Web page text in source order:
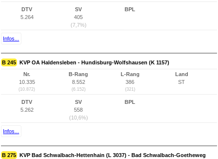
DTV
5.264
SV
405
(7,7%)
BPL
Infos...
B 245 KVP OA Haldensleben - Hundisburg-Wolfshausen (K 1157)
Nr.
10.335
(10.872)
B-Rang
8.552
(6.152)
L-Rang
386
(321)
Land
ST
DTV
5.262
SV
558
(10,6%)
BPL
Infos...
B 275 KVP Bad Schwalbach-Hettenhain (L 3037) - Bad Schwalbach-Goetheweg